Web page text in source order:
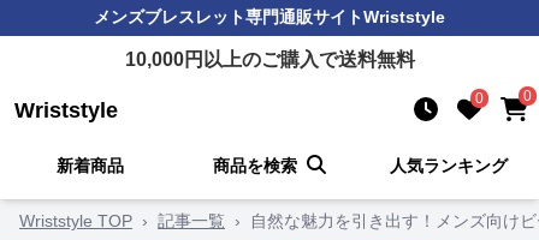
メンズブレスレット専門通販サイトWriststyle
10,000円以上のご購入で送料無料
Wriststyle 0 0
新着商品 商品を検索 人気ランキング
Wriststyle TOP › 記事一覧 › 自然な魅力を引き出す！メンズ向け